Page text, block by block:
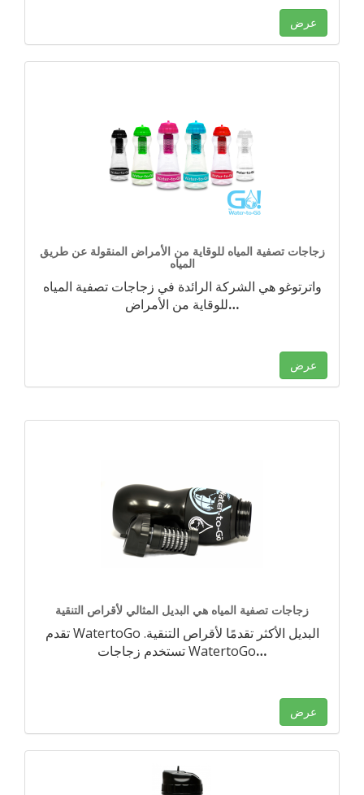
عرض
زجاجات تصفية المياه للوقاية من الأمراض المنقولة عن طريق
المياه
واترتوغو هي الشركة الرائدة في زجاجات تصفية المياه
للوقاية من الأمراض…
عرض
زجاجات تصفية المياه هي البديل المثالي لأقراص التنقية
تقدم WatertoGo البديل الأكثر تقدمًا لأقراص التنقية.
تستخدم زجاجات WatertoGo…
عرض